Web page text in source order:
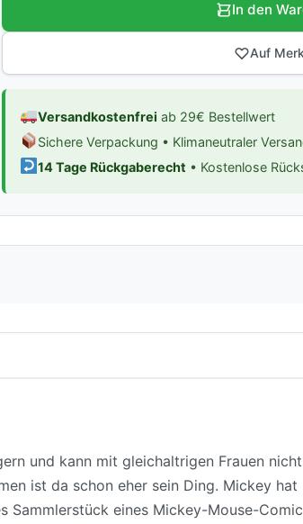
In den
Auf
Versandkostenfrei ab 29€ Bestellwert
Sichere Verpackung • Klimaneutraler
14 Tage Rückgaberecht • Kostenlose
und kann mit gleichaltrigen Frauen
ist da schon eher sein Ding. Mickey hat
Sammlerstück eines Mickey-Mouse-